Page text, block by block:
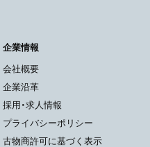
企業情報
会社概要
企業沿革
採用・求人情報
プライバシーポリシー
古物商許可に基づく表示